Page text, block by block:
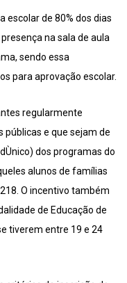
escolar de 80% dos dias
na sala de aula
sendo essa
para aprovação escolar.
regularmente
públicas e que sejam de
dos programas do
alunos de famílias
O incentivo também
de Educação de
tiverem entre 19 e 24